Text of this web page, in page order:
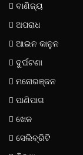
ବାଣିଜ୍ୟ
ଅପରାଧ
ଆଇନ କାନୁନ
ଦୁର୍ଘଟଣା
ମନୋରଞ୍ଜନ
ପାଣିପାଗ
ଖେଳ
ସେଲିବ୍ରିଟି